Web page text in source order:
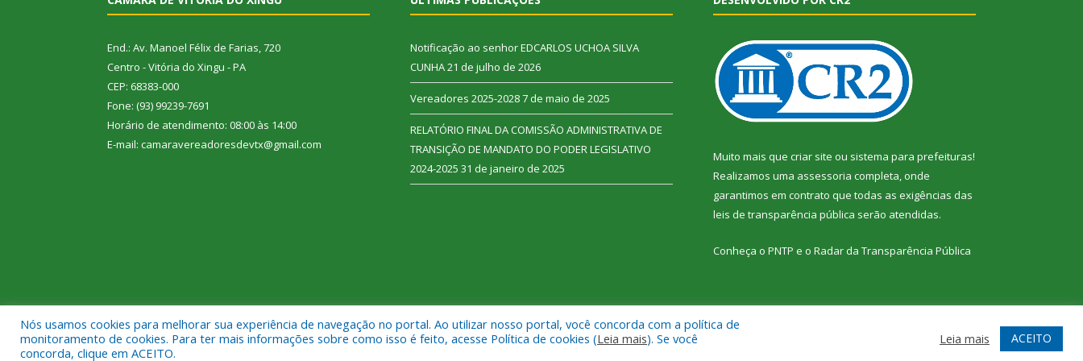
End.: Av. Manoel Félix de Farias, 720
Centro - Vitória do Xingu - PA
CEP: 68383-000
Fone: (93) 99239-7691
Horário de atendimento: 08:00 às 14:00
E-mail: camaravereadoresdevtx@gmail.com
Notificação ao senhor EDCARLOS UCHOA SILVA
CUNHA21 de julho de 2026
Vereadores 2025-20287 de maio de 2025
RELATÓRIO FINAL DA COMISSÃO ADMINISTRATIVA DE
TRANSIÇÃO DE MANDATO DO PODER LEGISLATIVO
2024-2025 31 de janeiro de 2025
Muito mais que criar site ou sistema para prefeituras!
Realizamos uma assessoria completa, onde
garantimos em contrato que todas as exigências das
leis de transparência pública serão atendidas.
Conheça o PNTP e o Radar da Transparência Pública
Todos os direitos reservados a Câmara Municipal de Vitória do Xingu. Mapa do Site Acessar Webmail
Nós usamos cookies para melhorar sua experiência de navegação no portal. Ao utilizar nosso portal, você concorda com a política de
monitoramento de cookies. Para ter mais informações sobre como isso é feito, acesse Política de cookies (Leia mais). Se você
concorda, clique em ACEITO.
Leia mais ACEITO